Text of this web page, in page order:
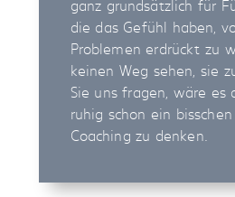
ganz grundsätzlich für
die das Gefühl haben,
Problemen erdrückt zu
keinen Weg sehen, sie
Sie uns fragen, wäre es
ruhig schon ein
Coaching zu denken.